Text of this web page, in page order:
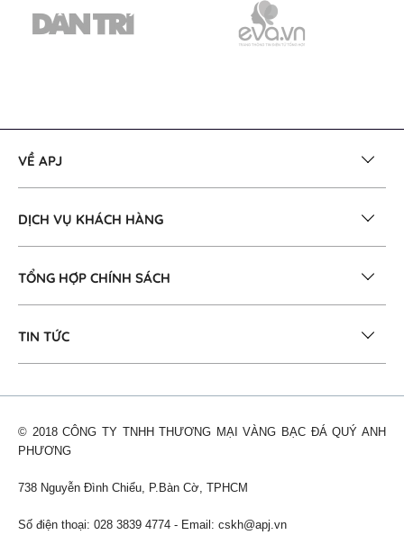
VỀ APJ
DỊCH VỤ KHÁCH HÀNG
TỔNG HỢP CHÍNH SÁCH
TIN TỨC
© 2018 CÔNG TY TNHH THƯƠNG MẠI VÀNG BẠC ĐÁ QUÝ ANH
PHƯƠNG
738 Nguyễn Đình Chiểu, P.Bàn Cờ, TPHCM
Số điện thoại: 028 3839 4774 - Email: cskh@apj.vn